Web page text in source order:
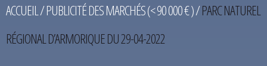
ACCUEIL/PUBLICITÉ DES MARCHÉS (< 90 000 € )/PARC NATUREL
RÉGIONAL D’ARMORIQUE DU 29-04-2022